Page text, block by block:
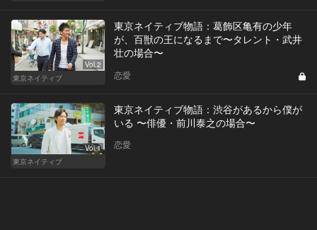
Vol.2
東京ネイティブ
東京ネイティブ物語：葛飾区亀有の少年
が、百獣の王になるまで〜タレント・武井
壮の場合〜
恋愛
Vol.1
東京ネイティブ
東京ネイティブ物語：渋谷があるから僕が
いる 〜俳優・前川泰之の場合〜
恋愛